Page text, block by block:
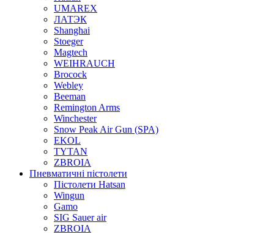
UMAREX
ЛАТЭК
Shanghai
Stoeger
Magtech
WEIHRAUCH
Brocock
Webley
Beeman
Remington Arms
Winchester
Snow Peak Air Gun (SPA)
EKOL
TYTAN
ZBROIA
Пневматичні пістолети
Пістолети Hatsan
Wingun
Gamo
SIG Sauer air
ZBROIA